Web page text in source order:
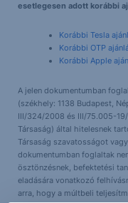
esetlegesen adott korábbi
Korábbi Tesla
Korábbi OTP
Korábbi Apple
A jelen dokumentumban
(székhely: 1138 Budapest,
III/324/2008 és III/75.005-
Társaság) által hitelesnek
Társaság szavatosságot
dokumentumban foglaltak
ösztönzésnek, befektetési
eladására vonatkozó
arra, hogy a múltbeli